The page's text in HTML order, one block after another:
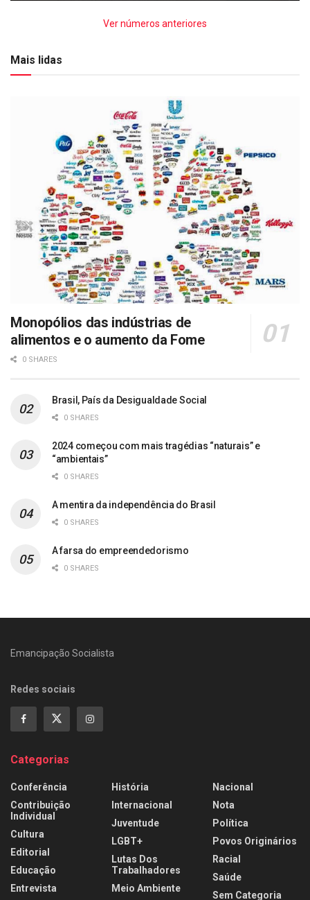
Ver números anteriores
Mais lidas
Monopólios das indústrias de
alimentos e o aumento da Fome
0 SHARES
Brasil, País da Desigualdade Social
0 SHARES
2024 começou com mais tragédias “naturais” e
“ambientais”
0 SHARES
A mentira da independência do Brasil
0 SHARES
A farsa do empreendedorismo
0 SHARES
Emancipação Socialista
Redes sociais
Categorias
Conferência
Contribuição
Individual
Cultura
Editorial
Educação
Entrevista
História
Internacional
Juventude
LGBT+
Lutas Dos
Trabalhadores
Meio Ambiente
Nacional
Nota
Política
Povos Originários
Racial
Saúde
Sem Categoria